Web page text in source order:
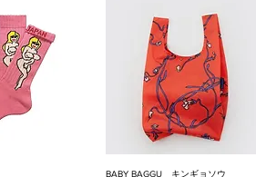
BABY BAGGU キンギョソウ